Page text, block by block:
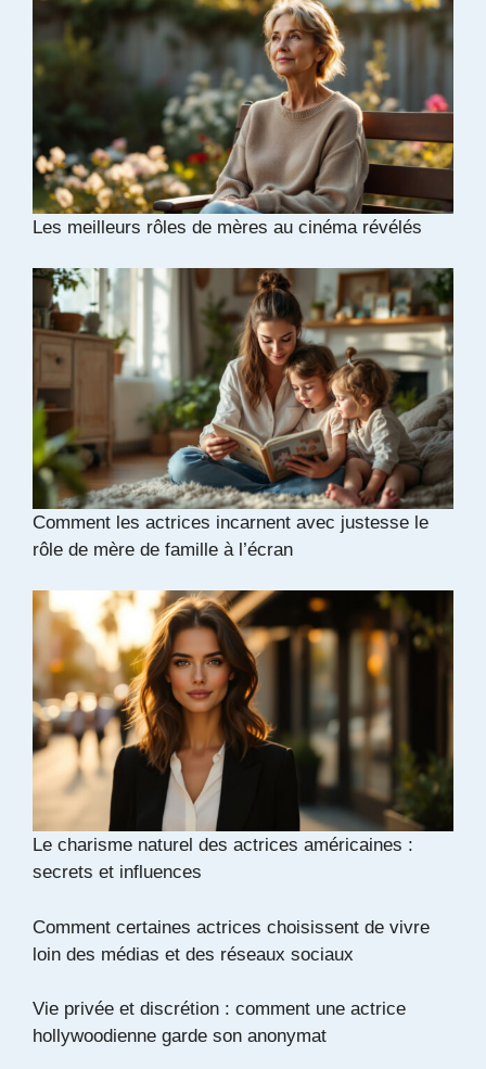
Les meilleurs rôles de mères au cinéma révélés
Comment les actrices incarnent avec justesse le
rôle de mère de famille à l’écran
Le charisme naturel des actrices américaines :
secrets et influences
Comment certaines actrices choisissent de vivre
loin des médias et des réseaux sociaux
Vie privée et discrétion : comment une actrice
hollywoodienne garde son anonymat